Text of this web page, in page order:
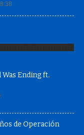
Was Ending ft.
de Operación